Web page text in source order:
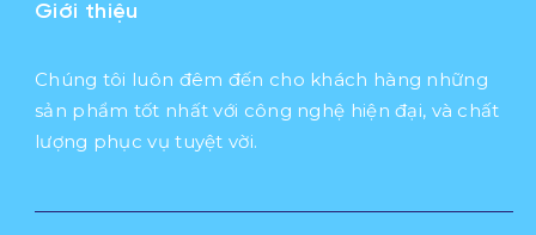
Giới thiệu
Chúng tôi luôn đêm đến cho khách hàng những
sản phẩm tốt nhất với công nghệ hiện đại, và chất
lượng phục vụ tuyệt vời.